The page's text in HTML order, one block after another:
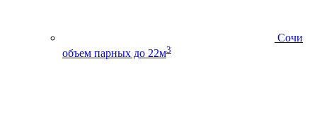
Сочи
объем парных до 22м3